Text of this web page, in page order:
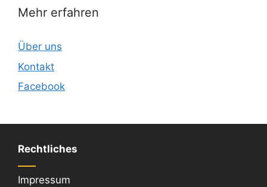
Mehr erfahren
Über uns
Kontakt
Facebook
Rechtliches
Impressum